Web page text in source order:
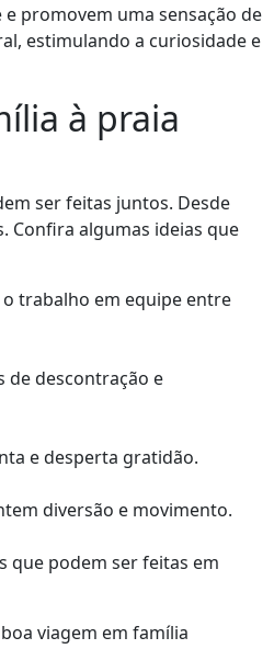
promovem uma sensação de
estimulando a curiosidade e
à praia
ser feitas juntos. Desde
Confira algumas ideias que
trabalho em equipe entre
de descontração e
e desperta gratidão.
diversão e movimento.
que podem ser feitas em
viagem em família